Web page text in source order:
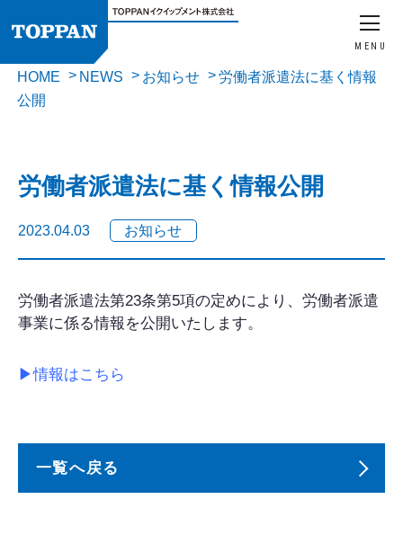
MENU
HOME NEWS お知らせ
労働者派遣法に基く情報
公開
労働者派遣法に基く情報公開
2023.04.03 お知らせ
労働者派遣法第23条第5項の定めにより、労働者派遣
事業に係る情報を公開いたします。
▶情報はこちら
一覧へ戻る